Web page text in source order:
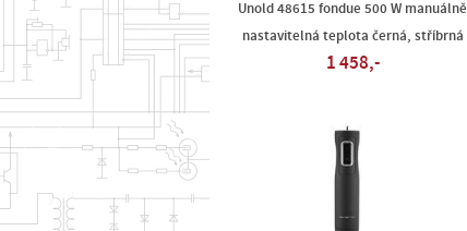
Unold 48615 fondue 500 W manuálně
nastavitelná teplota černá, stříbrná
1 458,-